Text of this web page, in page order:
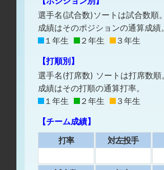
選手名(試合数)ソートは試合数順
成績はそのポジションの通算成
１年生
２年生
３年生
【打順別】
選手名(打席数) ソートは打席数
成績はその打順の通算打率。
１年生
２年生
３年生
【チーム成績】
打率
対左投手